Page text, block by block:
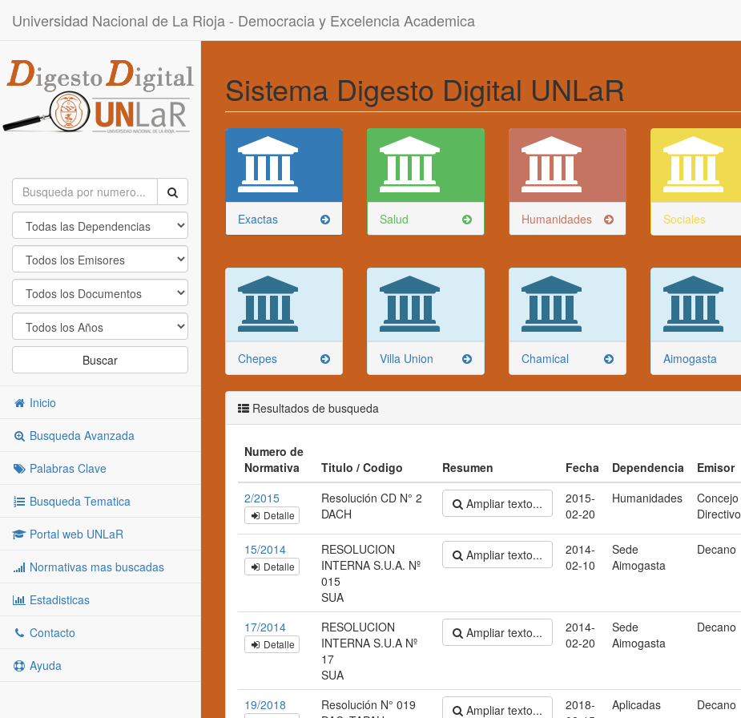
Universidad Nacional de La Rioja - Democracia y Excelencia Academica
Buscar
Inicio
Busqueda Avanzada
Palabras Clave
Busqueda Tematica
Portal web UNLaR
Normativas mas buscadas
Estadisticas
Contacto
Ayuda
Sistema Digesto Digital UNLaR
Exactas Salud Humanidades Sociales
Chepes Villa Union Chamical Aimogasta
Resultados de busqueda
Numero de
Normativa
Titulo / Codigo Resumen Fecha Dependencia Emisor
2/2015
Detalle
Resolución CD N° 2
DACH
Ampliar texto...
2015-
02-20
Humanidades
Concejo
Directivo
15/2014
Detalle
RESOLUCION
INTERNA S.U.A. Nº
015
SUA
Ampliar texto...
2014-
02-10
Sede
Aimogasta
Decano
17/2014
Detalle
RESOLUCION
INTERNA S.U.A Nº
17
SUA
Ampliar texto...
2014-
02-20
Sede
Aimogasta
Decano
19/2018
Resolución N° 019
Ampliar texto...
2018-
Aplicadas Decano